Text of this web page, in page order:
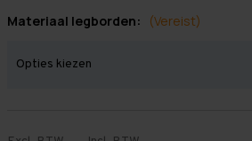
Materiaal legborden: (Vereist)